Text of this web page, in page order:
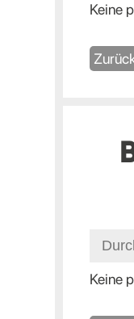
Keine
Keine